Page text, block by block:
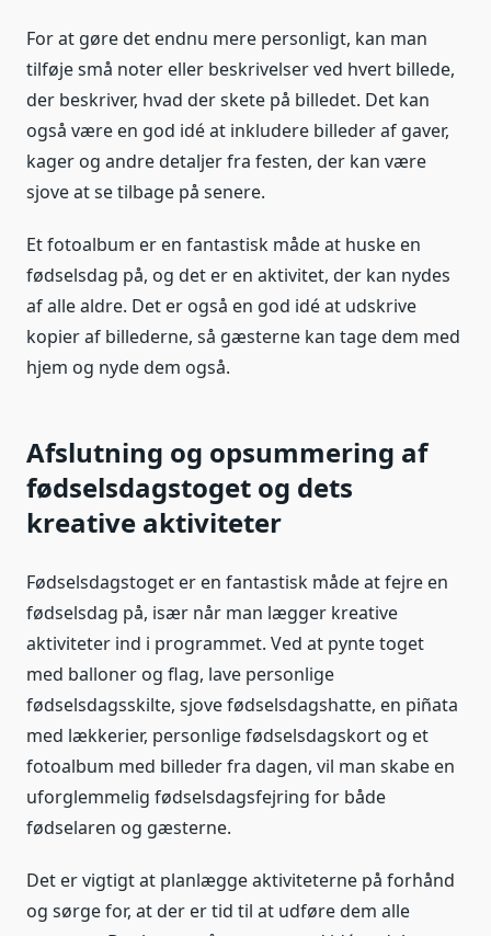
For at gøre det endnu mere personligt, kan man
tilføje små noter eller beskrivelser ved hvert billede,
der beskriver, hvad der skete på billedet. Det kan
også være en god idé at inkludere billeder af gaver,
kager og andre detaljer fra festen, der kan være
sjove at se tilbage på senere.
Et fotoalbum er en fantastisk måde at huske en
fødselsdag på, og det er en aktivitet, der kan nydes
af alle aldre. Det er også en god idé at udskrive
kopier af billederne, så gæsterne kan tage dem med
hjem og nyde dem også.
Afslutning og opsummering af
fødselsdagstoget og dets
kreative aktiviteter
Fødselsdagstoget er en fantastisk måde at fejre en
fødselsdag på, især når man lægger kreative
aktiviteter ind i programmet. Ved at pynte toget
med balloner og flag, lave personlige
fødselsdagsskilte, sjove fødselsdagshatte, en piñata
med lækkerier, personlige fødselsdagskort og et
fotoalbum med billeder fra dagen, vil man skabe en
uforglemmelig fødselsdagsfejring for både
fødselaren og gæsterne.
Det er vigtigt at planlægge aktiviteterne på forhånd
og sørge for, at der er tid til at udføre dem alle